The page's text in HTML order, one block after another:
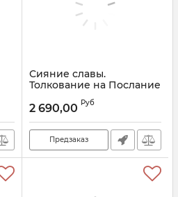
Сияние славы.
Толкование на Послание
к Евреям. Митрополит
Иларион (Алфеев)
Артикул: 30521
2 690,00 Руб
Предзаказ